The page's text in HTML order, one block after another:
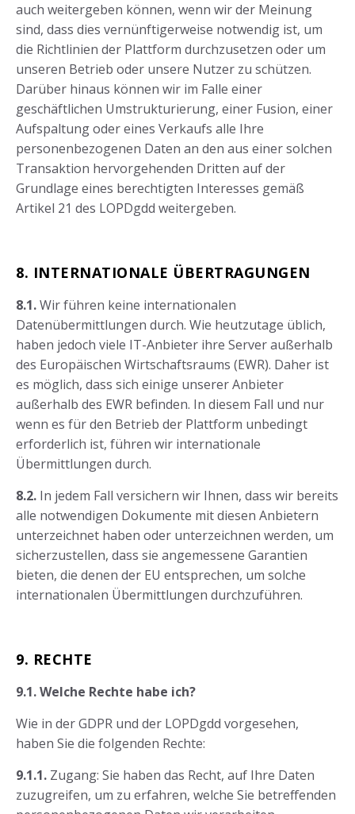
auch weitergeben können, wenn wir der Meinung
sind, dass dies vernünftigerweise notwendig ist, um
die Richtlinien der Plattform durchzusetzen oder um
unseren Betrieb oder unsere Nutzer zu schützen.
Darüber hinaus können wir im Falle einer
geschäftlichen Umstrukturierung, einer Fusion, einer
Aufspaltung oder eines Verkaufs alle Ihre
personenbezogenen Daten an den aus einer solchen
Transaktion hervorgehenden Dritten auf der
Grundlage eines berechtigten Interesses gemäß
Artikel 21 des LOPDgdd weitergeben.
8. INTERNATIONALE ÜBERTRAGUNGEN
8.1.Wir führen keine internationalen
Datenübermittlungen durch. Wie heutzutage üblich,
haben jedoch viele IT-Anbieter ihre Server außerhalb
des Europäischen Wirtschaftsraums (EWR). Daher ist
es möglich, dass sich einige unserer Anbieter
außerhalb des EWR befinden. In diesem Fall und nur
wenn es für den Betrieb der Plattform unbedingt
erforderlich ist, führen wir internationale
Übermittlungen durch.
8.2. In jedem Fall versichern wir Ihnen, dass wir bereits
alle notwendigen Dokumente mit diesen Anbietern
unterzeichnet haben oder unterzeichnen werden, um
sicherzustellen, dass sie angemessene Garantien
bieten, die denen der EU entsprechen, um solche
internationalen Übermittlungen durchzuführen.
9. RECHTE
9.1. Welche Rechte habe ich?
Wie in der GDPR und der LOPDgdd vorgesehen,
haben Sie die folgenden Rechte:
9.1.1. Zugang: Sie haben das Recht, auf Ihre Daten
zuzugreifen, um zu erfahren, welche Sie betreffenden